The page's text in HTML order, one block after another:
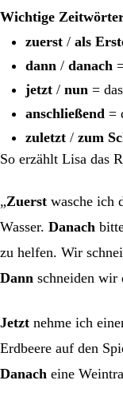
Wichtige
zuerst / als
dann / danach
jetzt / nun =
anschließend =
zuletzt / zum
So erzählt Lisa das
„Zuerst wasche ich
Wasser. Danach
zu helfen. Wir
Dann schneiden
Jetzt nehme ich
Erdbeere auf den
Danach eine